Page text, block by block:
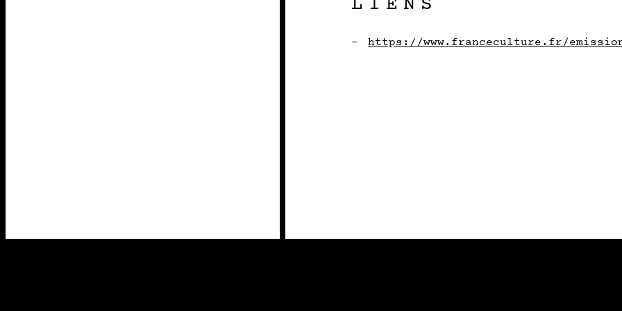
https://www.franceculture.fr/